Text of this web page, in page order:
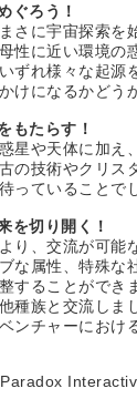
ぐろう！
さに宇宙探索を
性に近い環境の
ずれ様々な起源
けになるかどう
もたらす！
星や天体に加え
の技術やクリス
っていることで
を切り開く！
り、交流が可能
な属性、特殊な
することができ
種族と交流しま
ンチャーにおけ